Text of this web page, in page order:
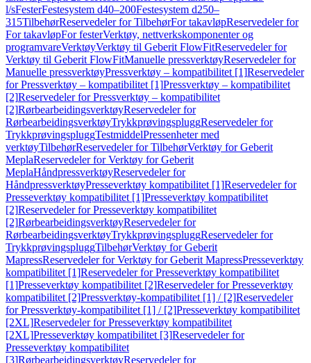
l/sFesterFestesystem d40–200Festesystem d250–
315TilbehørReservedeler for TilbehørFor takavløpReservedeler for
For takavløpFor festerVerktøy, nettverkskomponenter og
programvareVerktøyVerktøy til Geberit FlowFitReservedeler for
Verktøy til Geberit FlowFitManuelle pressverktøyReservedeler for
Manuelle pressverktøyPressverktøy – kompatibilitet [1]Reservedeler
for Pressverktøy – kompatibilitet [1]Pressverktøy – kompatibilitet
[2]Reservedeler for Pressverktøy – kompatibilitet
[2]RørbearbeidingsverktøyReservedeler for
RørbearbeidingsverktøyTrykkprøvingspluggReservedeler for
TrykkprøvingspluggTestmiddelPressenheter med
verktøyTilbehørReservedeler for TilbehørVerktøy for Geberit
MeplaReservedeler for Verktøy for Geberit
MeplaHåndpressverktøyReservedeler for
HåndpressverktøyPresseverktøy kompatibilitet [1]Reservedeler for
Presseverktøy kompatibilitet [1]Presseverktøy kompatibilitet
[2]Reservedeler for Presseverktøy kompatibilitet
[2]RørbearbeidingsverktøyReservedeler for
RørbearbeidingsverktøyTrykkprøvingspluggReservedeler for
TrykkprøvingspluggTilbehørVerktøy for Geberit
MapressReservedeler for Verktøy for Geberit MapressPresseverktøy
kompatibilitet [1]Reservedeler for Presseverktøy kompatibilitet
[1]Presseverktøy kompatibilitet [2]Reservedeler for Presseverktøy
kompatibilitet [2]Pressverktøy-kompatibilitet [1] / [2]Reservedeler
for Pressverktøy-kompatibilitet [1] / [2]Presseverktøy kompatibilitet
[2XL]Reservedeler for Presseverktøy kompatibilitet
[2XL]Presseverktøy kompatibilitet [3]Reservedeler for
Presseverktøy kompatibilitet
[3]RørbearbeidingsverktøyReservedeler for